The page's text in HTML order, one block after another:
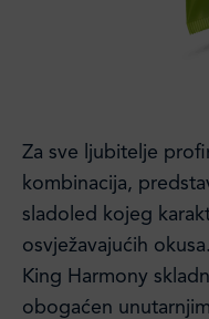
Za sve ljubitelje
kombinacija,
sladoled kojeg
osvježavajućih okusa.
King Harmony
obogaćen